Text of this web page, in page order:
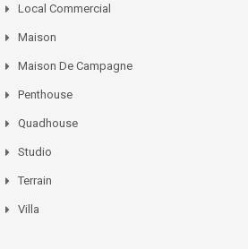
Local Commercial
Maison
Maison De Campagne
Penthouse
Quadhouse
Studio
Terrain
Villa